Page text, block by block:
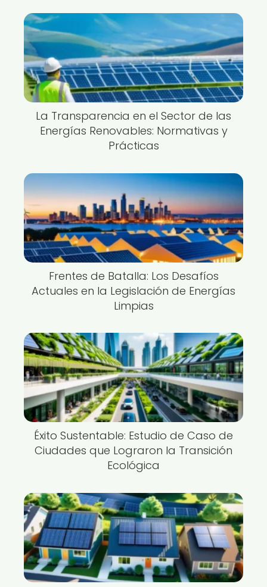
La Transparencia en el Sector de las
Energías Renovables: Normativas y
Prácticas
Frentes de Batalla: Los Desafíos
Actuales en la Legislación de Energías
Limpias
Éxito Sustentable: Estudio de Caso de
Ciudades que Lograron la Transición
Ecológica